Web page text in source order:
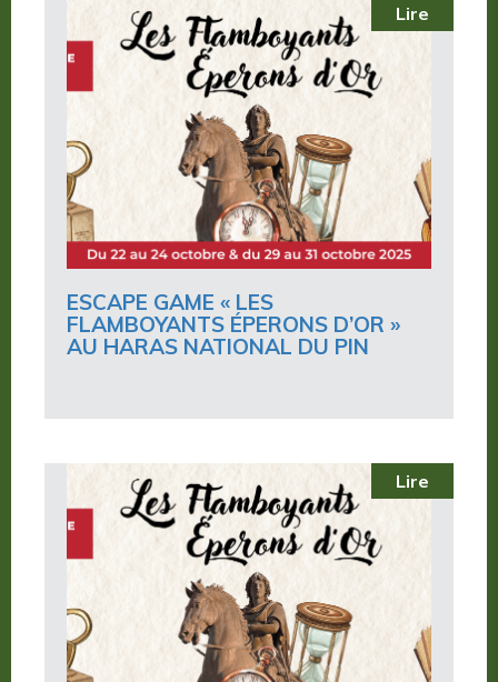
Lire
ESCAPE GAME « LES
FLAMBOYANTS ÉPERONS D’OR »
AU HARAS NATIONAL DU PIN
Lire